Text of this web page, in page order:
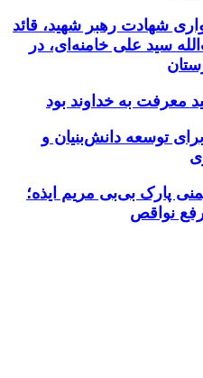
شهادت رهبر شهید، قائد
سید علی خامنه‌ای، در
معرفت به خداوند بود
توسعه دانش‌بنیان و
پارک بی‌بی مریم ایذه؛
نواقص